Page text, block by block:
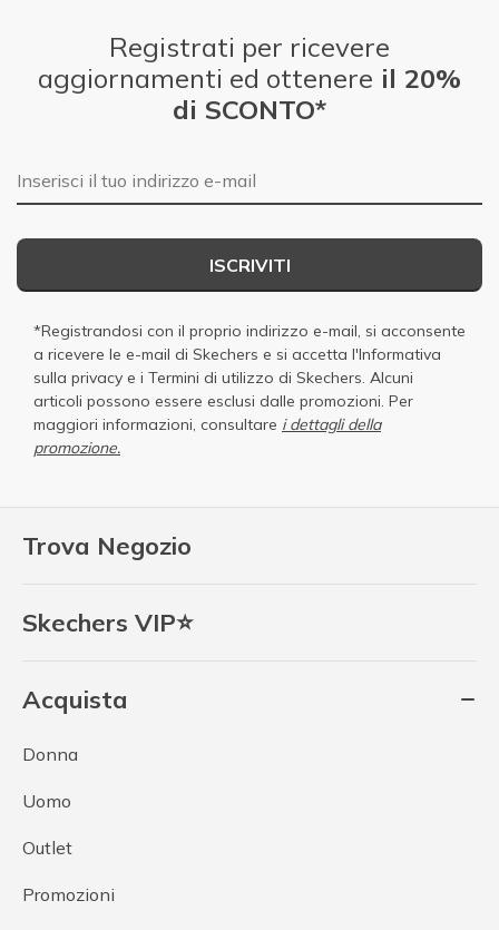
Trova Negozio
Skechers VIP⭐
Acquista
Donna
Uomo
Outlet
Promozioni
Registrati per ricevere
aggiornamenti ed ottenere il 20%
di SCONTO*
E-mail
ISCRIVITI
*Registrandosi con il proprio indirizzo e-mail, si acconsente
a ricevere le e-mail di Skechers e si accetta l'Informativa
sulla privacy e i Termini di utilizzo di Skechers. Alcuni
articoli possono essere esclusi dalle promozioni. Per
maggiori informazioni, consultare i dettagli della
promozione.